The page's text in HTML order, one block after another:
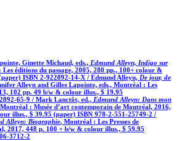
Ginette Michaud, eds., Edmund Alleyn, Indigo sur
éditions du passage, 2005, 280 pp., 100+ colour &
ISBN 2-922892-14-X / Edmund Alleyn, De jour, de
Alleyn and Gilles Lapointe, eds., Montréal : Les
102 pp. 49 b/w & colour illus., $ 19.95
65-9 / Mark Lanctôt, ed., Edmund Alleyn: Dans mon
: Musée d’art contemporain de Montréal, 2016,
illus., $ 39.95 (paper) ISBN 978-2-551-25749-2 /
Alleyn: Biographie, Montréal : Les Presses de
2017, 448 p. 100 + b/w & colour illus., $ 59.95
3712-2